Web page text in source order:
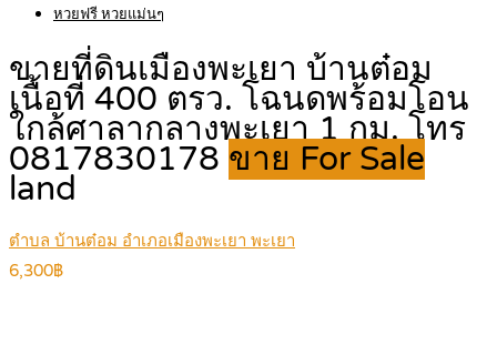
หวยฟรี หวยแม่นๆ
ขายที่ดินเมืองพะเยา บ้านต๋อม
เนื้อที่ 400 ตรว. โฉนดพร้อมโอน
ใกล้ศาลากลางพะเยา 1 กม. โทร
0817830178 ขาย For Sale
land
ตำบล บ้านต๋อม อำเภอเมืองพะเยา พะเยา
6,300฿